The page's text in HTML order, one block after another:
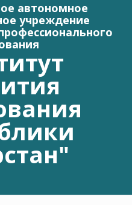
автономное
учреждение